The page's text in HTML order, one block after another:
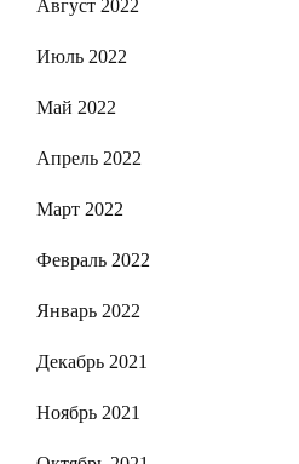
Август 2022
Июль 2022
Май 2022
Апрель 2022
Март 2022
Февраль 2022
Январь 2022
Декабрь 2021
Ноябрь 2021